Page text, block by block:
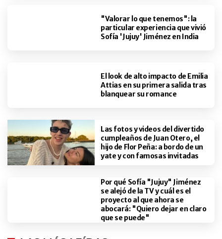
"Valorar lo que tenemos": la
particular experiencia que vivió
Sofía 'Jujuy' Jiménez en India
El look de alto impacto de Emilia
Attias en su primera salida tras
blanquear su romance
Las fotos y videos del divertido
cumpleaños de Juan Otero, el
hijo de Flor Peña: a bordo de un
yate y con famosas invitadas
Por qué Sofía "Jujuy" Jiménez
se alejó de la TV y cuál es el
proyecto al que ahora se
abocará: "Quiero dejar en claro
que se puede"